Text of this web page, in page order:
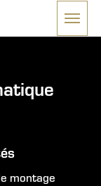
montage